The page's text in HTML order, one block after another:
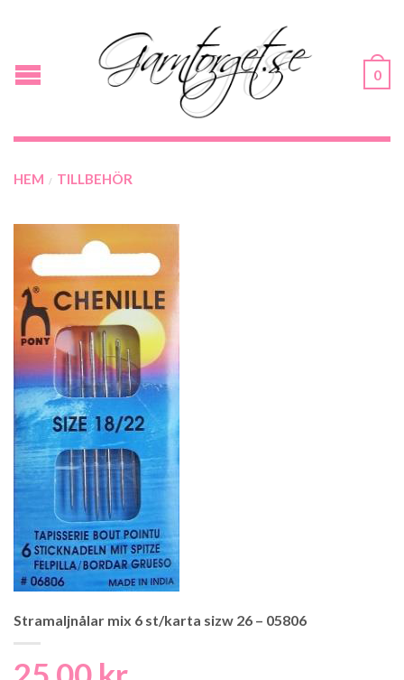
0
HEM / TILLBEHÖR
Stramaljnålar mix 6 st/karta sizw 26 – 05806